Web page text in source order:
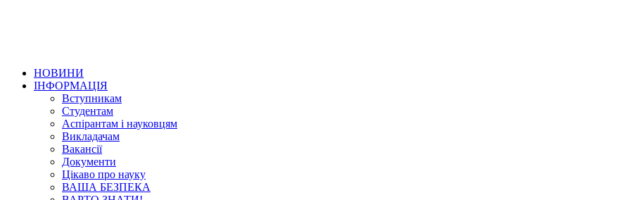
НОВИНИ
ІНФОРМАЦІЯ
Вступникам
Студентам
Аспірантам і науковцям
Викладачам
Вакансії
Документи
Цікаво про науку
ВАША БЕЗПЕКА